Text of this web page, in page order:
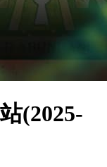
(2025-